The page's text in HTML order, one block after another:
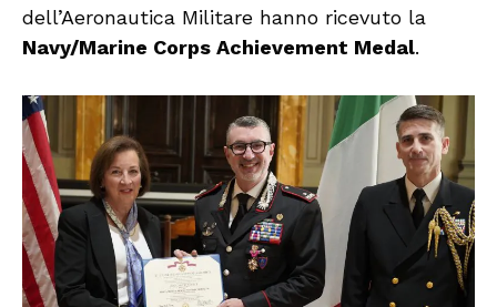
dell’Aeronautica Militare hanno ricevuto la
Navy/Marine Corps Achievement Medal.